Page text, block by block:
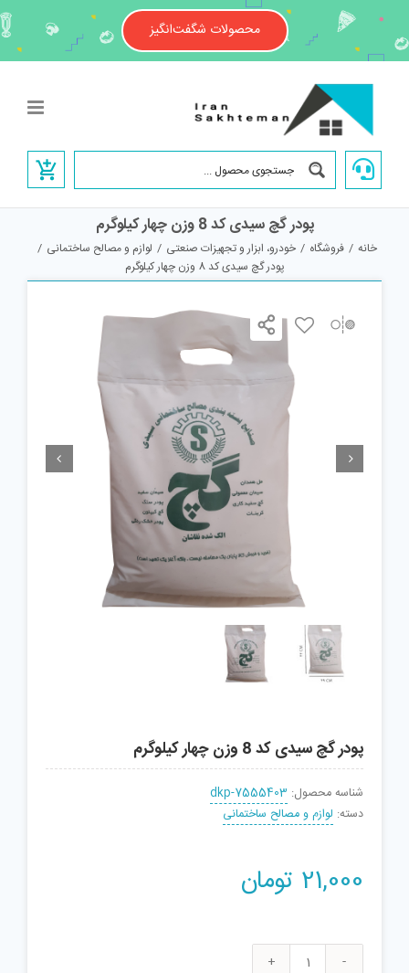
content
محصولات شگفت‌انگیز
پودر گچ سیدی کد 8 وزن چهار کیلوگرم
خانه / فروشگاه / خودرو، ابزار و تجهیزات صنعتی / لوازم و مصالح ساختمانی /
پودر گچ سیدی کد 8 وزن چهار کیلوگرم
 
پودر گچ سیدی کد 8 وزن چهار کیلوگرم
شناسه محصول: dkp-7555403
دسته: لوازم و مصالح ساختمانی
21,000 تومان